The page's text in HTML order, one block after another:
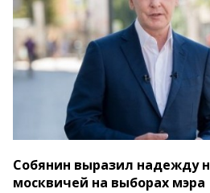
Собянин выразил надежду
москвичей на выборах мэра